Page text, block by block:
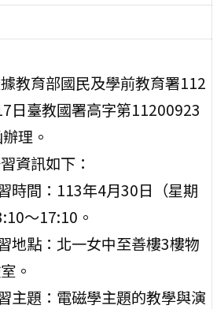
教育部國民及學前教育署112
日臺教國署高字第11200923
理。
資訊如下：
時間：113年4月30日（星期
～17:10。
地點：北一女中至善樓3樓物
。
主題：電磁學主題的教學與演